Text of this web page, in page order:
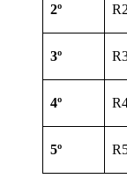
2º R2
3º
4º
5º